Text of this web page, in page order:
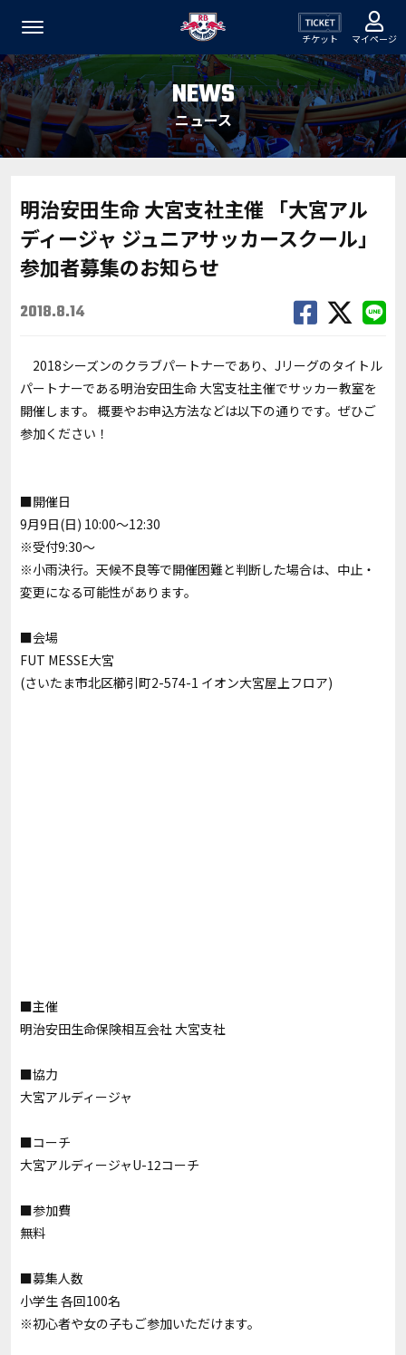
チケット マイページ
NEWS
ニュース
明治安田生命 大宮支社主催 「大宮アル
ディージャ ジュニアサッカースクール」
参加者募集のお知らせ
2018.8.14
2018シーズンのクラブパートナーであり、Jリーグのタイトル
パートナーである明治安田生命 大宮支社主催でサッカー教室を
開催します。 概要やお申込方法などは以下の通りです。ぜひご
参加ください！
■開催日
9月9日(日) 10:00～12:30
※受付9:30～
※小雨決行。天候不良等で開催困難と判断した場合は、中止・
変更になる可能性があります。
■会場
FUT MESSE大宮
(さいたま市北区櫛引町2-574-1 イオン大宮屋上フロア)
■主催
明治安田生命保険相互会社 大宮支社
■協力
大宮アルディージャ
■コーチ
大宮アルディージャU-12コーチ
■参加費
無料
■募集人数
小学生 各回100名
※初心者や女の子もご参加いただけます。